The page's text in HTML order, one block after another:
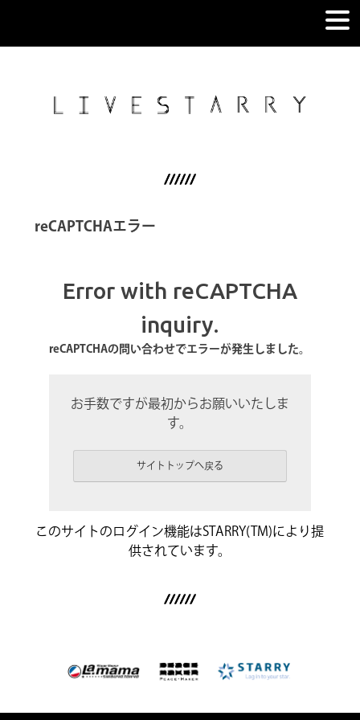
reCAPTCHAエラー
Error with reCAPTCHA
inquiry.
reCAPTCHAの問い合わせでエラーが発生しました。
お手数ですが最初からお願いいたしま
す。
サイトトップへ戻る
このサイトのログイン機能はSTARRY(TM)により提
供されています。